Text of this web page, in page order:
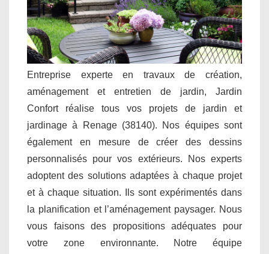
Entreprise experte en travaux de création,
aménagement et entretien de jardin, Jardin
Confort réalise tous vos projets de jardin et
jardinage à Renage (38140). Nos équipes sont
également en mesure de créer des dessins
personnalisés pour vos extérieurs. Nos experts
adoptent des solutions adaptées à chaque projet
et à chaque situation. Ils sont expérimentés dans
la planification et l’aménagement paysager. Nous
vous faisons des propositions adéquates pour
votre zone environnante. Notre équipe